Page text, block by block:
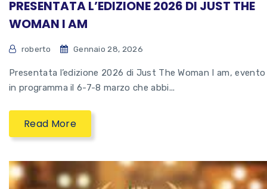
PRESENTATA L’EDIZIONE 2026 DI JUST THE
WOMAN I AM
roberto Gennaio 28, 2026
Presentata l’edizione 2026 di Just The Woman I am, evento
in programma il 6-7-8 marzo che abbi...
Read More